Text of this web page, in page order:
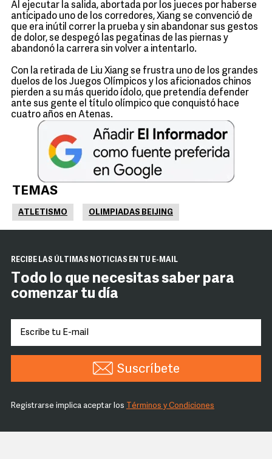
Al ejecutar la salida, abortada por los jueces por haberse
anticipado uno de los corredores, Xiang se convenció de
que era inútil correr la prueba y sin abandonar sus gestos
de dolor, se despegó las pegatinas de las piernas y
abandonó la carrera sin volver a intentarlo.
Con la retirada de Liu Xiang se frustra uno de los grandes
duelos de los Juegos Olímpicos y los aficionados chinos
pierden a su más querido ídolo, que pretendía defender
ante sus gente el título olímpico que conquistó hace
cuatro años en Atenas.
TEMAS
ATLETISMO OLIMPIADAS BEIJING
RECIBE LAS ÚLTIMAS NOTICIAS EN TU E-MAIL
Todo lo que necesitas saber para
comenzar tu día
Suscríbete
Registrarse implica aceptar los Términos y Condiciones